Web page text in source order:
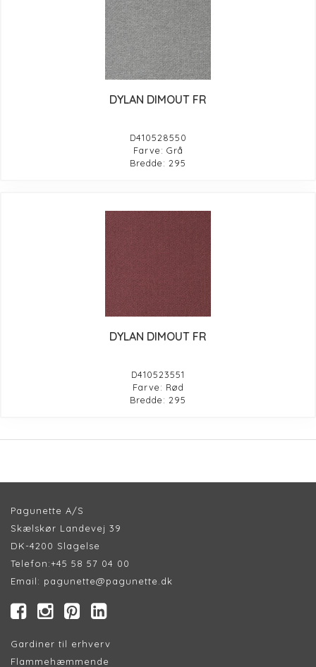
DYLAN DIMOUT FR
D410528550
Farve: Grå
Bredde: 295
DYLAN DIMOUT FR
D410523551
Farve: Rød
Bredde: 295
Pagunette A/S
Skælskør Landevej 39
DK-4200 Slagelse
Telefon:+45 58 57 04 00
Email: pagunette@pagunette.dk
Gardiner til erhverv
Flammehæmmende